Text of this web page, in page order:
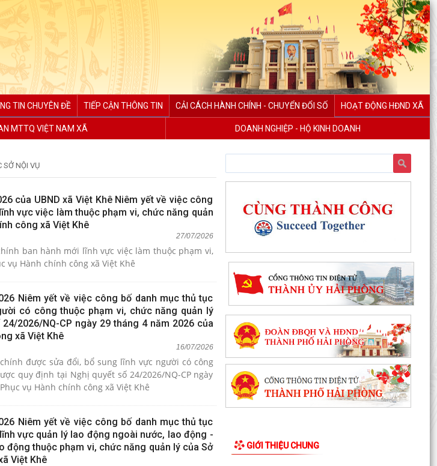
TIN CHUYÊN ĐỀ TIẾP CẬN THÔNG TIN CẢI CÁCH HÀNH CHÍNH - CHUYỂN ĐỔI SỐ HOẠT ĐỘNG HĐND XÃ
MTTQ VIỆT NAM XÃ DOANH NGHIỆP - HỘ KINH DOANH
SỞ NỘI VỤ
của UBND xã Việt Khê Niêm yết về việc công
vực việc làm thuộc phạm vi, chức năng quản
công xã Việt Khê
27/07/2026
ban hành mới lĩnh vực việc làm thuộc phạm vi,
của Sở Nội vụ tại Trung tâm Phục vụ Hành chính công xã Việt Khê
Niêm yết về việc công bố danh mục thủ tục
có công thuộc phạm vi, chức năng quản lý
2026/NQ-CP ngày 29 tháng 4 năm 2026 của
xã Việt Khê
16/07/2026
được sửa đổi, bổ sung lĩnh vực người có công
quy định tại Nghị quyết số 24/2026/NQ-CP ngày
vụ Hành chính công xã Việt Khê
Niêm yết về việc công bố danh mục thủ tục
vực quản lý lao động ngoài nước, lao động -
thuộc phạm vi, chức năng quản lý của Sở
Việt Khê
GIỚI THIỆU CHUNG